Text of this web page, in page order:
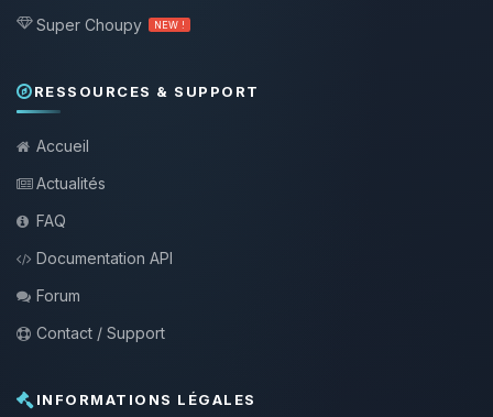
Super Choupy NEW !
RESSOURCES & SUPPORT
Accueil
Actualités
FAQ
Documentation API
Forum
Contact / Support
INFORMATIONS LÉGALES